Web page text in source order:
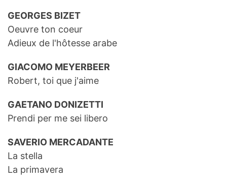
GEORGES BIZET
Oeuvre ton coeur
Adieux de l'hôtesse arabe
GIACOMO MEYERBEER
Robert, toi que j'aime
GAETANO DONIZETTI
Prendi per me sei libero
SAVERIO MERCADANTE
La stella
La primavera